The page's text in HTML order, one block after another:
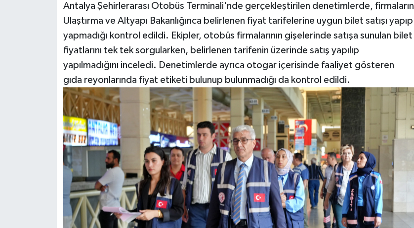
Antalya Şehirlerarası Otobüs Terminali'nde gerçekleştirilen denetimlerde, firmaların
Ulaştırma ve Altyapı Bakanlığınca belirlenen fiyat tarifelerine uygun bilet satışı yapıp
yapmadığı kontrol edildi. Ekipler, otobüs firmalarının gişelerinde satışa sunulan bilet
fiyatlarını tek tek sorgularken, belirlenen tarifenin üzerinde satış yapılıp
yapılmadığını inceledi. Denetimlerde ayrıca otogar içerisinde faaliyet gösteren
gıda reyonlarında fiyat etiketi bulunup bulunmadığı da kontrol edildi.